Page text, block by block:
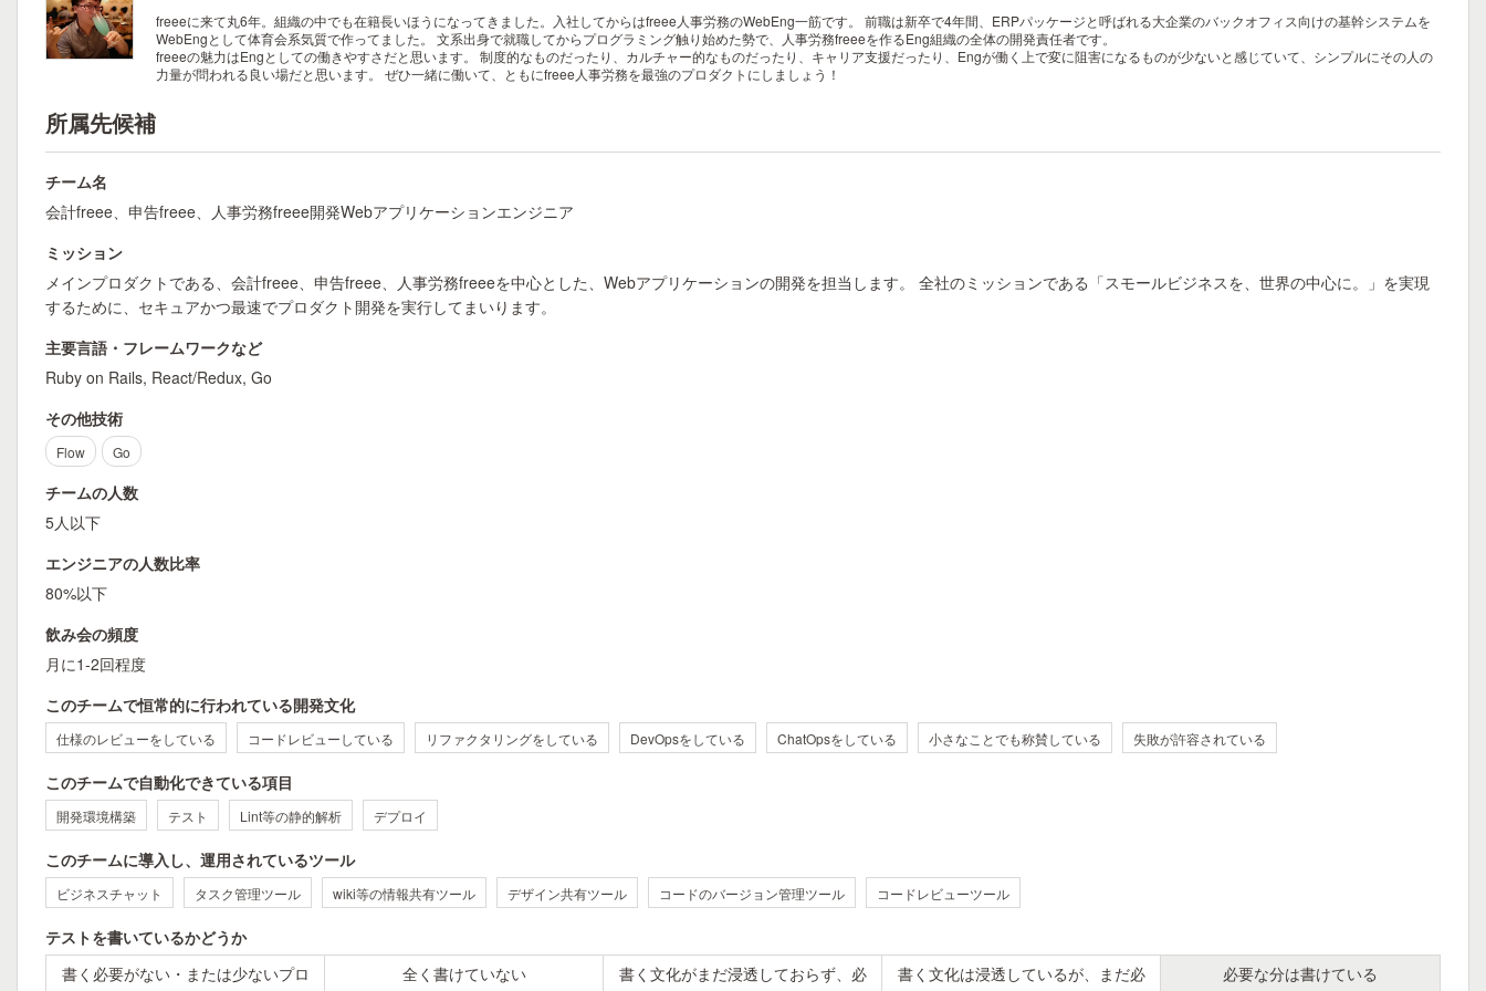
freeeに来て丸6年。組織の中でも在籍長いほうになってきました。入社してからはfreee人事労務のWebEng一筋です。 前職は新卒で4年間、ERPパッケージと呼ばれる大企業のバックオフィス向けの基幹システムを
WebEngとして体育会系気質で作ってました。 文系出身で就職してからプログラミング触り始めた勢で、人事労務freeeを作るEng組織の全体の開発責任者です。
freeeの魅力はEngとしての働きやすさだと思います。 制度的なものだったり、カルチャー的なものだったり、キャリア支援だったり、Engが働く上で変に阻害になるものが少ないと感じていて、シンプルにその人の
力量が問われる良い場だと思います。 ぜひ一緒に働いて、ともにfreee人事労務を最強のプロダクトにしましょう！
所属先候補
チーム名
会計freee、申告freee、人事労務freee開発Webアプリケーションエンジニア
ミッション
メインプロダクトである、会計freee、申告freee、人事労務freeeを中心とした、Webアプリケーションの開発を担当します。 全社のミッションである「スモールビジネスを、世界の中心に。」を実現
するために、セキュアかつ最速でプロダクト開発を実行してまいります。
主要言語・フレームワークなど
Ruby on Rails, React/Redux, Go
その他技術
Flow Go
チームの人数
5人以下
エンジニアの人数比率
80%以下
飲み会の頻度
月に1-2回程度
このチームで恒常的に行われている開発文化
仕様のレビューをしている コードレビューしている リファクタリングをしている DevOpsをしている ChatOpsをしている 小さなことでも称賛している 失敗が許容されている
このチームで自動化できている項目
開発環境構築 テスト Lint等の静的解析 デプロイ
このチームに導入し、運用されているツール
ビジネスチャット タスク管理ツール wiki等の情報共有ツール デザイン共有ツール コードのバージョン管理ツール コードレビューツール
テストを書いているかどうか
書く必要がない・または少ないプロ
全く書けていない
書く文化がまだ浸透しておらず、必
書く文化は浸透しているが、まだ必
必要な分は書けている